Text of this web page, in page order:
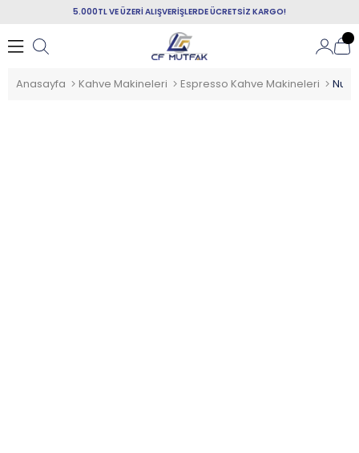
5.000TL VE ÜZERİ ALIŞVERİŞLERDE ÜCRETSİZ KARGO!
Anasayfa Kahve Makineleri Espresso Kahve Makineleri